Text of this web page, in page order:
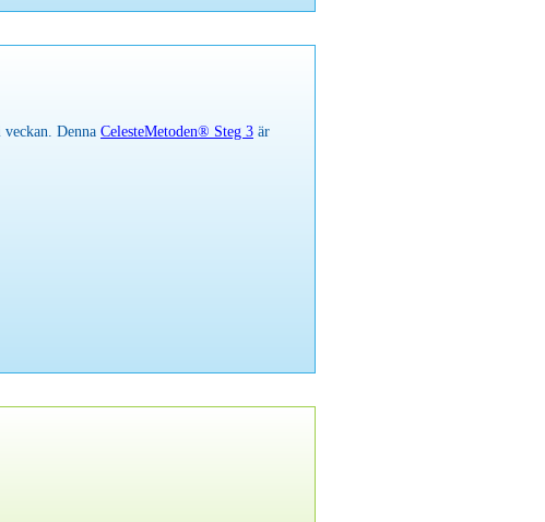
Denna CelesteMetoden® Steg 3 är